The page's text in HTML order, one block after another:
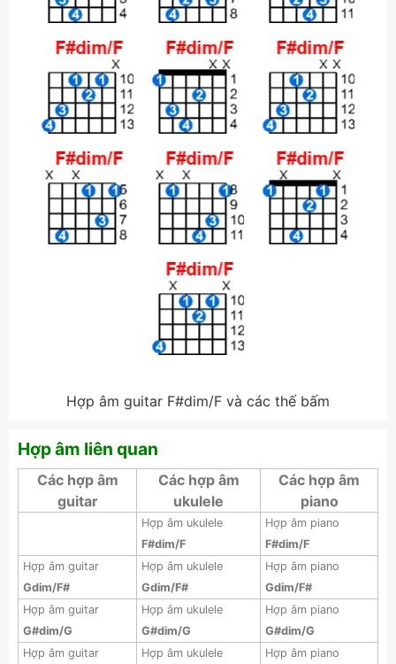
Hợp âm guitar F#dim/F và các thế bấm
Hợp âm liên quan
Các hợp âm
guitar
Các hợp âm
ukulele
Các hợp âm
piano
Hợp âm ukulele
F#dim/F
Hợp âm piano
F#dim/F
Hợp âm guitar
Gdim/F#
Hợp âm ukulele
Gdim/F#
Hợp âm piano
Gdim/F#
Hợp âm guitar
G#dim/G
Hợp âm ukulele
G#dim/G
Hợp âm piano
G#dim/G
Hợp âm guitar
Hợp âm ukulele
Hợp âm piano